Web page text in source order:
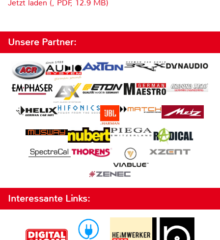
Jetzt laden (, PDF, 12.9 MB)
Unsere Partner:
Interessante Links: